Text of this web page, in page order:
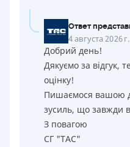
Ответ
4 августа 2026
Добрий день!
Дякуємо за відгук,
оцінку!
Пишаємося вашою
зусиль, що завжди
З повагою
СГ "ТАС"